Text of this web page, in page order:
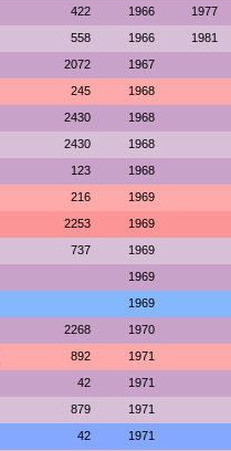
422 1966 1977
558 1966 1981
2072 1967
245 1968
2430 1968
2430 1968
123 1968
216 1969
2253 1969
737 1969
1969
1969
2268 1970
892 1971
42 1971
879 1971
42 1971